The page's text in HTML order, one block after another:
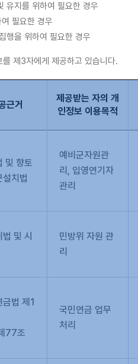
유지를 위하여 필요한 경우
필요한 경우
행을 위하여 필요한 경우
제3자에게 제공하고 있습니다.
근거
제공받는 자의 개
인정보 이용목적
및 향토
설치법
예비군자원관
리, 입영연기자
관리
및 시
민방위 자원 관
리
금법 제1
77조
국민연금 업무
처리